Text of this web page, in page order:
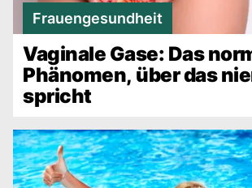
Frauengesundheit
Vaginale Gase: Das
Phänomen, über das
spricht